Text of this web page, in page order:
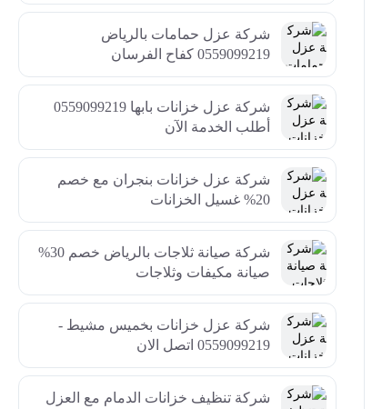
شركة عزل حمامات بالرياض
0559099219 كفاح الفرسان
شركة عزل خزانات بابها 0559099219
أطلب الخدمة الآن
شركة عزل خزانات بنجران مع خصم
20% غسيل الخزانات
شركة صيانة ثلاجات بالرياض خصم 30%
صيانة مكيفات وثلاجات
شركة عزل خزانات بخميس مشيط -
0559099219 اتصل الان
شركة تنظيف خزانات الدمام مع العزل